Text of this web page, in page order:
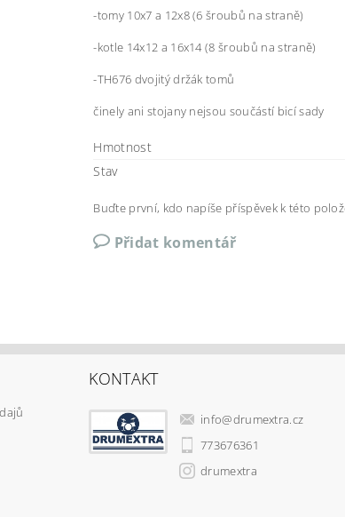
-tomy 10x7 a 12x8 (6 šroubů na straně)
-kotle 14x12 a 16x14 (8 šroubů na straně)
-TH676 dvojitý držák tomů
činely ani stojany nejsou součástí bicí sady
Hmotnost
Stav
Buďte první, kdo napíše příspěvek k této
Přidat komentář
KONTAKT
info@drumextra.cz
773676361
drumextra